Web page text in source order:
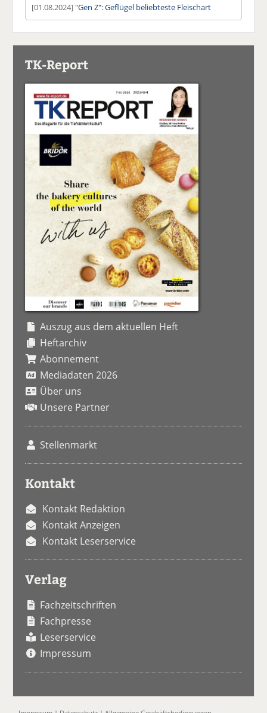
[01.08.2024]"Gen Z": Geflügel beliebteste Fleischart
TK-Report
Auszug aus dem aktuellen Heft
Heftarchiv
Abonnement
Mediadaten 2026
Über uns
Unsere Partner
Stellenmarkt
Kontakt
Kontakt Redaktion
Kontakt Anzeigen
Kontakt Leserservice
Verlag
Fachzeitschriften
Fachpresse
Leserservice
Impressum